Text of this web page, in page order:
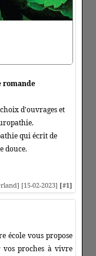
romande
d'ouvrages et
qui écrit de
douce.
[15-02-2023] [#1]
école vous propose
proches à vivre